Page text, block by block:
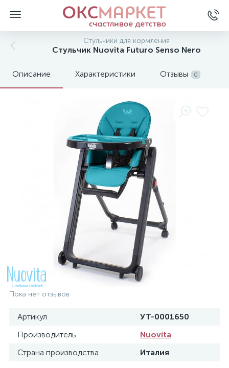
Стульчики для кормления
Стульчик Nuovita Futuro Senso Nero
Описание Характеристики Отзывы 0
Пока нет отзывов
Артикул
УТ-0001650
Производитель
Nuovita
Страна производства
Италия